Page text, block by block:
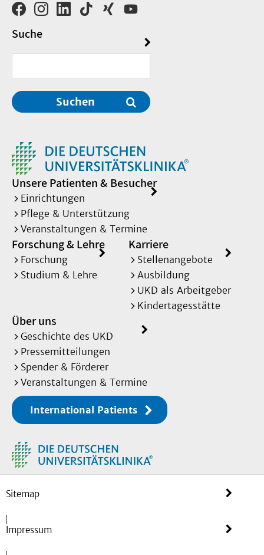
Suche
Suchen
Unsere Patienten & Besucher
Einrichtungen
Pflege & Unterstützung
Veranstaltungen & Termine
Forschung & Lehre
Forschung
Studium & Lehre
Karriere
Stellenangebote
Ausbildung
UKD als Arbeitgeber
Kindertagesstätte
Über uns
Geschichte des UKD
Pressemitteilungen
Spender & Förderer
Veranstaltungen & Termine
International Patients
Sitemap
Impressum